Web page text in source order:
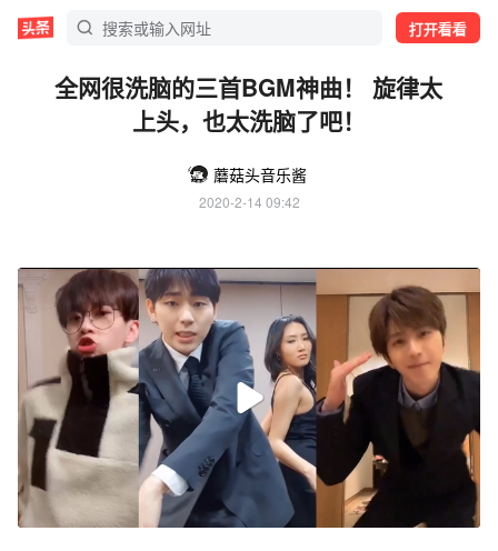
打开看看
全网很洗脑的三首BGM神曲！ 旋律太
上头，也太洗脑了吧！
蘑菇头音乐酱
2020-2-14 09:42